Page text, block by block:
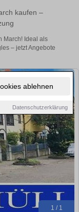
ablehnen
Datenschutzerklärung
kaufen –
March! Ideal als
– jetzt Angebote
1 / 1